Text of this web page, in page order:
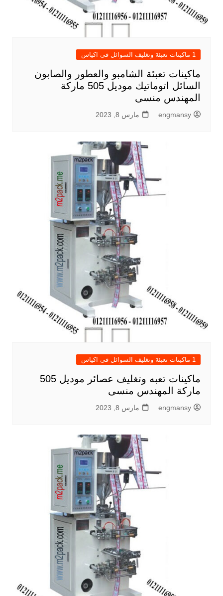
1 ماكينات تعبئة وتغليف السوائل فى اكياس
ماكينات تعبئة الشامبو والعطور والصابون
السائل اتوماتيك موديل 505 ماركة
المهندس منسى
engmansy مارس 8, 2023
1 ماكينات تعبئة وتغليف السوائل فى اكياس
ماكينات تعبه وتغليف عصائر موديل 505
ماركة المهندس منسى
engmansy مارس 8, 2023